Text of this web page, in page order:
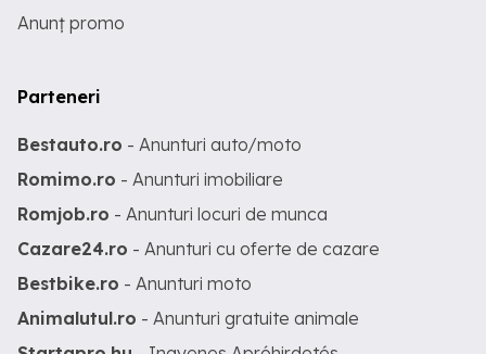
Anunț promo
Parteneri
Bestauto.ro - Anunturi auto/moto
Romimo.ro - Anunturi imobiliare
Romjob.ro - Anunturi locuri de munca
Cazare24.ro - Anunturi cu oferte de cazare
Bestbike.ro - Anunturi moto
Animalutul.ro - Anunturi gratuite animale